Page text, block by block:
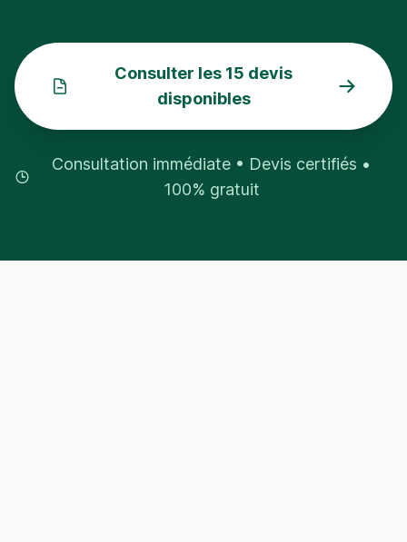
Consulter les 15 devis
disponibles
Consultation immédiate • Devis certifiés •
100% gratuit